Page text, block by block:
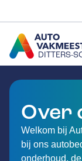
DITTERS-
GA NAAR DE
Over
Welkom bij
bij ons
onderhoud,